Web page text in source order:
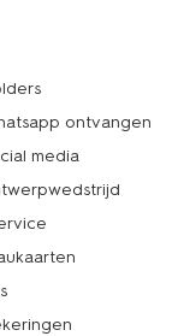
ontvangen
media